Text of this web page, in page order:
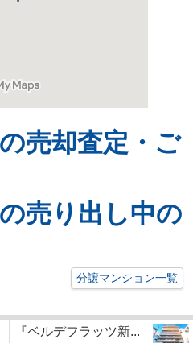
売却査定・ご
売り出し中の
分譲マンション一覧
『ベルデフラッツ新...